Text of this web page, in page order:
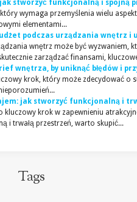
stworzyć funkcjonalną i spójną
wymaga przemyślenia wielu
elementami...
podczas urządzania wnętrz i
wnętrz może być wyzwaniem,
zarządzać finansami,
wnętrza, by uniknąć błędów i
krok, który może zdecydować o
jak stworzyć funkcjonalną i
kluczowy krok w zapewnieniu
i trwałą przestrzeń, warto skupić...
Tags